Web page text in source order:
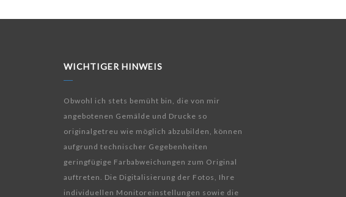
WICHTIGER HINWEIS
Obwohl ich stets bemüht bin, die von mir
angebotenen Gemälde und Drucke so
originalgetreu wie möglich abzubilden, können
aufgrund technischer Gegebenheiten
geringfügige Farbabweichungen zum Original
auftreten. Die Digitalisierung der Fotos, Ihre
individuellen Monitoreinstellungen sowie die